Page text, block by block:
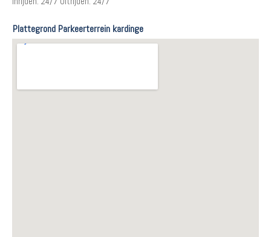
Plattegrond Parkeerterrein kardinge